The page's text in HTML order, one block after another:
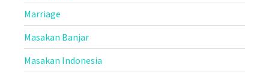
Marriage
Masakan Banjar
Masakan Indonesia